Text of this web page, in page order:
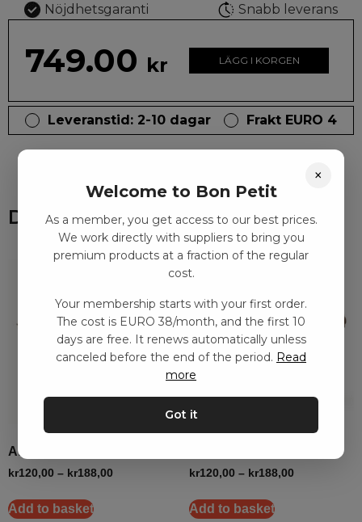
Nöjdhetsgaranti Snabb leverans
749.00 kr LÄGG I KORGEN
Leveranstid: 2-10 dagar Frakt EURO 4
Du kanske också gillar
Afrikansk elefant – hane
kr120,00 – kr188,00
Add to basket
kr120,00 – kr188,00
Add to basket
×
Welcome to Bon Petit
As a member, you get access to our best prices.
We work directly with suppliers to bring you
premium products at a fraction of the regular
cost.
Your membership starts with your first order.
The cost is EURO 38/month, and the first 10
days are free. It renews automatically unless
canceled before the end of the period. Read
more
Got it